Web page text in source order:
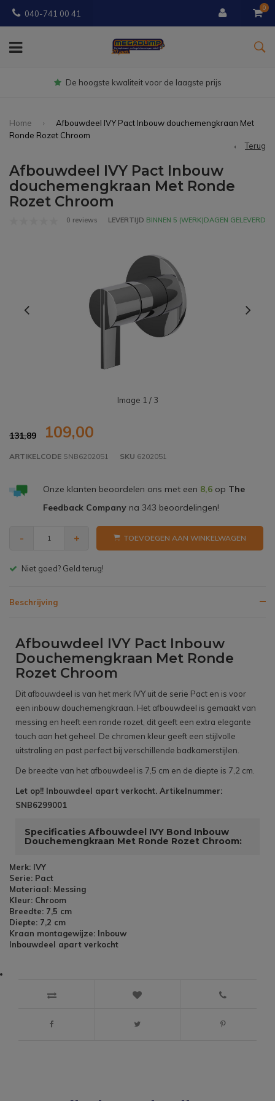
040-741 00 41
0
Gratisbezorgd vanaf € 150
Home
Afbouwdeel IVY Pact Inbouw douchemengkraan Met
Ronde Rozet Chroom
Terug
Afbouwdeel IVY Pact Inbouw
douchemengkraan Met Ronde
Rozet Chroom
0 reviews LEVERTIJD BINNEN 5 (WERK)DAGEN GELEVERD
Image 1 / 3
131,89 109,00
ARTIKELCODE SNB6202051 SKU 6202051
Onze klanten beoordelen ons met een 8,6op The
Feedback Companyna 343 beoordelingen!
- + TOEVOEGEN AAN WINKELWAGEN
Gratis bezorgen v.a. € 150,- (NL)
Beschrijving
Afbouwdeel IVY Pact Inbouw
Douchemengkraan Met Ronde
Rozet Chroom
Dit afbouwdeel is van het merk IVY uit de serie Pact en is voor
een inbouw douchemengkraan. Het afbouwdeel is gemaakt van
messing en heeft een ronde rozet, dit geeft een extra elegante
touch aan het geheel. De chromen kleur geeft een stijlvolle
uitstraling en past perfect bij verschillende badkamerstijlen.
De breedte van het afbouwdeel is 7,5 cm en de diepte is 7,2 cm.
Let op!! Inbouwdeel apart verkocht. Artikelnummer:
SNB6299001
Specificaties Afbouwdeel IVY Bond Inbouw
Douchemengkraan Met Ronde Rozet Chroom:
Merk: IVY
Serie: Pact
Materiaal: Messing
Kleur: Chroom
Breedte: 7,5 cm
Diepte: 7,2 cm
Kraan montagewijze: Inbouw
Inbouwdeel apart verkocht